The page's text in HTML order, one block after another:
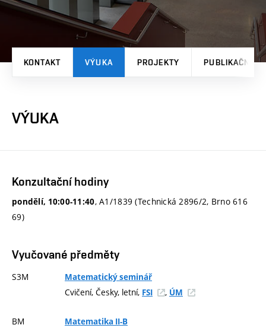
KONTAKT VÝUKA PROJEKTY PUBLIKAČNÍ
VÝUKA
Konzultační hodiny
pondělí, 10:00-11:40, A1/1839 (Technická 2896/2, Brno 616
69)
Vyučované předměty
S3M Matematický seminář
Cvičení, Česky, letní, FSI , ÚM
BM Matematika II-B